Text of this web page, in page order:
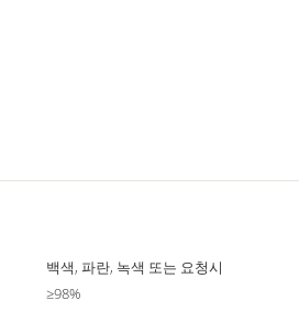
백색, 파란, 녹색 또는 요청시
≥98%